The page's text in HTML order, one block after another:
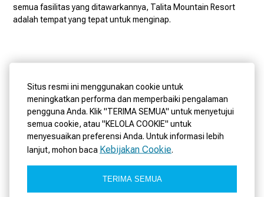
Situs resmi ini menggunakan cookie untuk
meningkatkan performa dan memperbaiki pengalaman
pengguna Anda. Klik "TERIMA SEMUA" untuk menyetujui
semua cookie, atau "KELOLA COOKIE" untuk
menyesuaikan preferensi Anda. Untuk informasi lebih
lanjut, mohon baca Kebijakan Cookie
TERIMA SEMUA
semua fasilitas yang ditawarkannya, Talita Mountain Resort
adalah tempat yang tepat untuk menginap.
Akomodasi
Untuk memastikan pengalaman yang nyaman dan berkesan bagi
semua tamu kami, kami dengan hormat meminta Anda untuk
momen romantis, dan memberikan pengalaman yang